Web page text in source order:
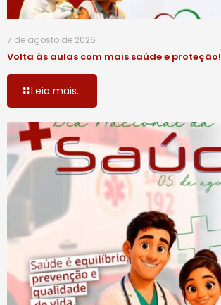
7 de agosto de 2026
Volta às aulas com mais saúde e proteção!
Leia mais...